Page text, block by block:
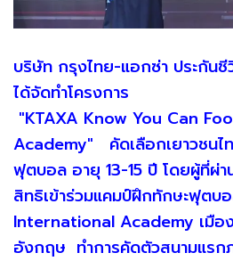
บริษัท กรุงไทย-แอกซ่า ประกัน
ได้จัดทำโครงการ
"KTAXA Know You Can
Academy" คัดเลือกเยาวชนไ
ฟุตบอล อายุ 13-15 ปี โดยผู้ที่ผ่
สิทธิเข้าร่วมแคมป์ฝึกทักษะฟุตบ
International Academy เมือ
อังกฤษ ทำการคัดตัวสนามแรก